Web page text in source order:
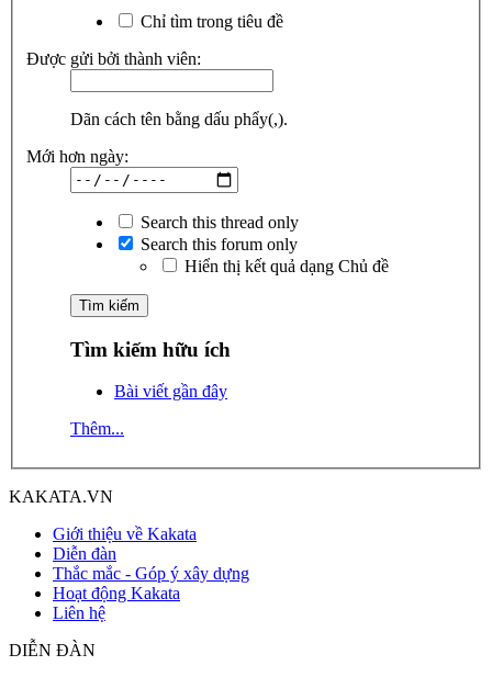
Chỉ tìm trong tiêu đề
Được gửi bởi thành viên:
Dãn cách tên bằng dấu phẩy(,).
Mới hơn ngày:
Search this thread only
Search this forum only
Hiển thị kết quả dạng Chủ đề
Tìm kiếm hữu ích
Bài viết gần đây
Thêm...
KAKATA.VN
Giới thiệu về Kakata
Diễn đàn
Thắc mắc - Góp ý xây dựng
Hoạt động Kakata
Liên hệ
DIỄN ĐÀN